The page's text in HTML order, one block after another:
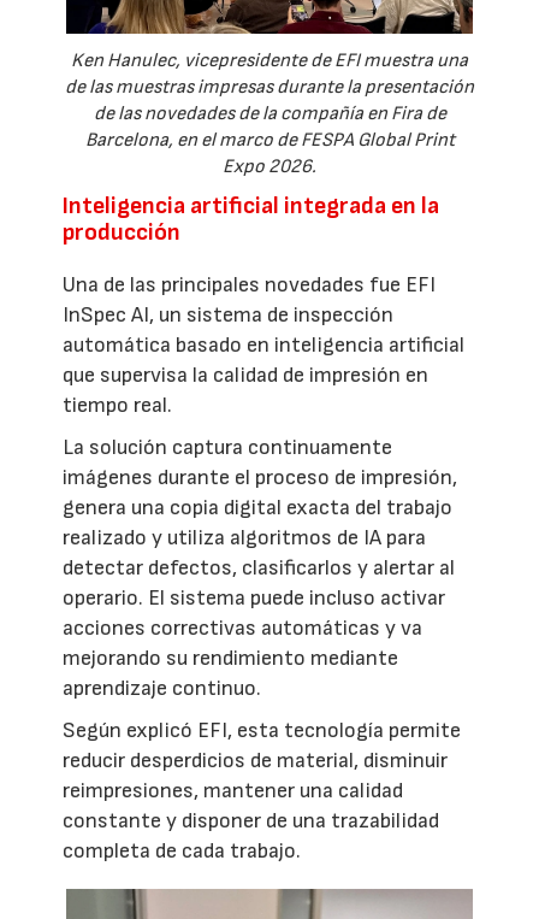
Ken Hanulec, vicepresidente de EFI muestra una
de las muestras impresas durante la presentación
de las novedades de la compañía en Fira de
Barcelona, en el marco de FESPA Global Print
Expo 2026.
Inteligencia artificial integrada en la
producción
Una de las principales novedades fue EFI
InSpec AI, un sistema de inspección
automática basado en inteligencia artificial
que supervisa la calidad de impresión en
tiempo real.
La solución captura continuamente
imágenes durante el proceso de impresión,
genera una copia digital exacta del trabajo
realizado y utiliza algoritmos de IA para
detectar defectos, clasificarlos y alertar al
operario. El sistema puede incluso activar
acciones correctivas automáticas y va
mejorando su rendimiento mediante
aprendizaje continuo.
Según explicó EFI, esta tecnología permite
reducir desperdicios de material, disminuir
reimpresiones, mantener una calidad
constante y disponer de una trazabilidad
completa de cada trabajo.